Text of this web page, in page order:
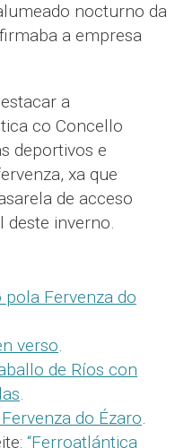
nocturno da
a empresa
a
co Concello
deportivos e
xa que
de acceso
deste inverno.
Fervenza do
verso.
de Ríos con
.
do Ézaro.
“Ferroatlántica